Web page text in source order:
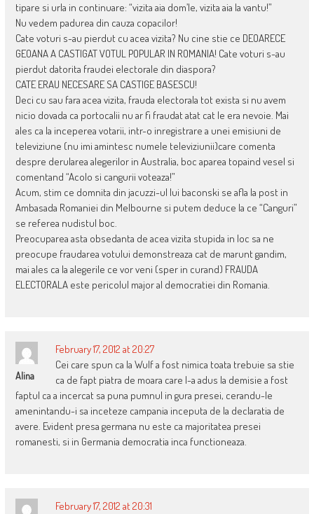
tipare si urla in continuare: “vizita aia dom’le, vizita aia la vantu!”
Nu vedem padurea din cauza copacilor!
Cate voturi s-au pierdut cu acea vizita? Nu cine stie ce DEOARECE
GEOANA A CASTIGAT VOTUL POPULAR IN ROMANIA! Cate voturi s-au
pierdut datorita fraudei electorale din diaspora?
CATE ERAU NECESARE SA CASTIGE BASESCU!
Deci cu sau fara acea vizita, frauda electorala tot exista si nu avem
nicio dovada ca portocalii nu ar fi fraudat atat cat le era nevoie. Mai
ales ca la inceperea votarii, intr-o inregistrare a unei emisiuni de
televiziune (nu imi amintesc numele televiziunii)care comenta
despre derularea alegerilor in Australia, boc aparea topaind vesel si
comentand “Acolo si cangurii voteaza!”
Acum, stim ce domnita din jacuzzi-ul lui baconski se afla la post in
Ambasada Romaniei din Melbourne si putem deduce la ce “Canguri”
se referea nudistul boc.
Preocuparea asta obsedanta de acea vizita stupida in loc sa ne
preocupe fraudarea votului demonstreaza cat de marunt gandim,
mai ales ca la alegerile ce vor veni (sper in curand) FRAUDA
ELECTORALA este pericolul major al democratiei din Romania.
Alina
February 17, 2012 at 20:27
Cei care spun ca la Wulf a fost nimica toata trebuie sa stie
ca de fapt piatra de moara care l-a adus la demisie a fost
faptul ca a incercat sa puna pumnul in gura presei, cerandu-le
amenintandu-i sa inceteze campania inceputa de la declaratia de
avere. Evident presa germana nu este ca majoritatea presei
romanesti, si in Germania democratia inca functioneaza.
February 17, 2012 at 20:31